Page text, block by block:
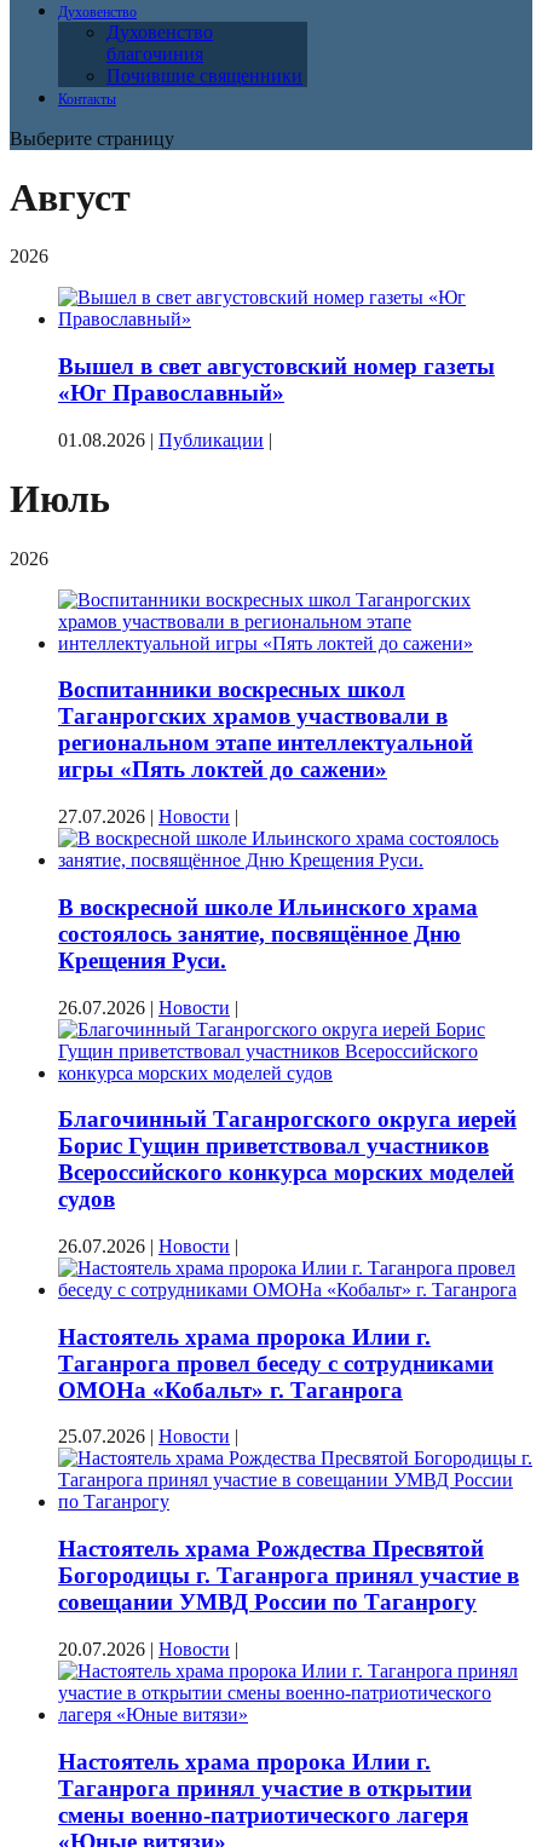
Духовенство
Духовенство
благочиния
Почившие священники
Контакты
Выберите страницу
Август
2026
Вышел в свет августовский номер газеты
«Юг Православный»
01.08.2026 | Публикации |
Июль
2026
Воспитанники воскресных школ
Таганрогских храмов участвовали в
региональном этапе интеллектуальной
игры «Пять локтей до сажени»
27.07.2026 | Новости |
В воскресной школе Ильинского храма
состоялось занятие, посвящённое Дню
Крещения Руси.
26.07.2026 | Новости |
Благочинный Таганрогского округа иерей
Борис Гущин приветствовал участников
Всероссийского конкурса морских моделей
судов
26.07.2026 | Новости |
Настоятель храма пророка Илии г.
Таганрога провел беседу с сотрудниками
ОМОНа «Кобальт» г. Таганрога
25.07.2026 Новости
Настоятель храма Рождества Пресвятой
Богородицы г. Таганрога принял участие в
совещании УМВД России по Таганрогу
20.07.2026 | Новости |
Настоятель храма пророка Илии г.
Таганрога принял участие в открытии
смены военно-патриотического лагеря
«Юные витязи»